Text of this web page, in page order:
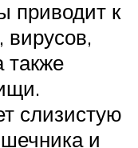
приводит к
вирусов,
также
слизистую
и